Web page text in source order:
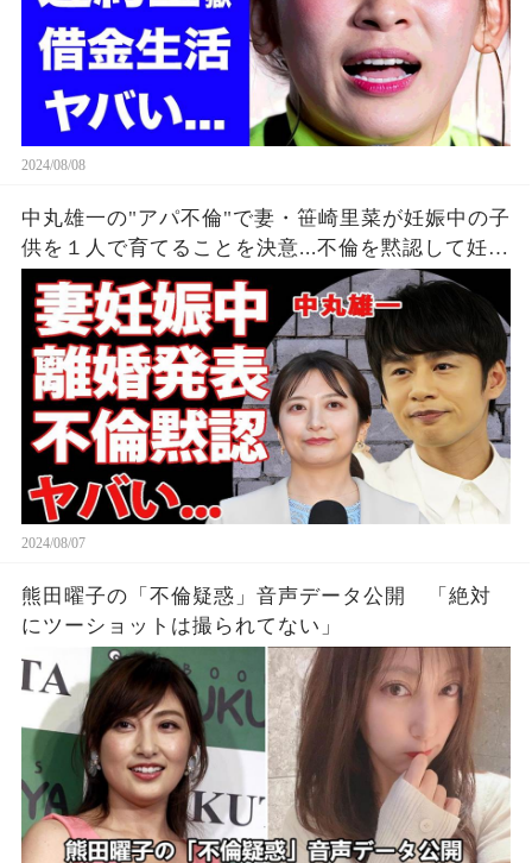
2024/08/08
中丸雄一の"アパ不倫"で妻・笹崎里菜が妊娠中の子
供を１人で育てることを決意...不倫を黙認して妊娠
を発表しなかった裏側に涙が零れ落ちた...『KAT-
TUN』亀梨和也の怒りの本音がヤバすぎた...
2024/08/07
熊田曜子の「不倫疑惑」音声データ公開 「絶対
にツーショットは撮られてない」